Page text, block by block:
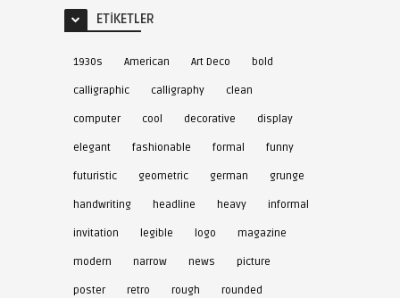
ETIKETLER
1930s American Art Deco bold
calligraphic calligraphy clean
computer cool decorative display
elegant fashionable formal funny
futuristic geometric german grunge
handwriting headline heavy informal
invitation legible logo magazine
modern narrow news picture
poster retro rough rounded